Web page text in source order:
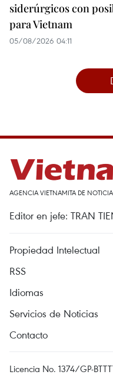
siderúrgicos con
para Vietnam
05/08/2026 04:11
AGENCIA VIETNAMITA DE
Editor en jefe: TRAN
Propiedad Intelectual
RSS
Idiomas
Servicios de Noticias
Contacto
Licencia No. 1374/GP-